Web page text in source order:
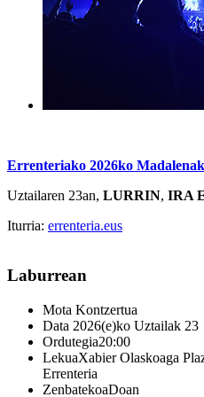
Errenteriako 2026ko
Uztailaren 23an, LURRIN, IRA
Iturria: errenteria.eus
Laburrean
Mota Kontzertua
Data 2026(e)ko Uztailak 23
Ordutegia20:00
LekuaXabier Olaskoaga
Errenteria
ZenbatekoaDoan